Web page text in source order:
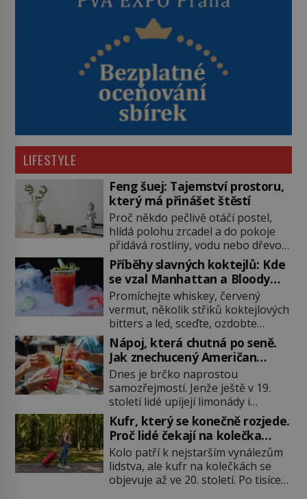
LIFESTYLE
Feng šuej: Tajemství prostoru,
který má přinášet štěstí
Proč někdo pečlivě otáčí postel,
hlídá polohu zrcadel a do pokoje
přidává rostliny, vodu nebo dřevo?
Feng šuej tvrdí, že domov není jen
soubor zdí a nábytku. Je to prostor,
kterým proudí energie čchi a jeho
uspořádání může ovlivňovat, jak se
v něm člověk cítí. Feng šuej má
kořeny ve staré Číně a jeho historie
[…]
Příběhy slavných koktejlů: Kde
se vzal Manhattan a Bloody
Mary?
Promíchejte whiskey, červený
vermut, několik střiků koktejlových
bitters a led, sceďte, ozdobte
koktejlovou třešinkou a tadá…
Manhattan je tu! A pokud to má být
skutečně on, dejte si pozor, ať
místo klasické americké rye
whiskey či klidně bourbonu
nepoužijete skotskou whisku. Co
se stane? Inu, koktejl bude stále
skvělý, ale už to nebude
Manhattan ale […]
Nápoj, která chutná po seně.
Jak znechucený Američan
vymyslel brčko
Dnes je brčko naprostou
samozřejmostí. Jenže ještě v 19.
století lidé upíjejí limonády i
koktejly dutými stébly žita nebo
žitné slámy. Fungují sice dobře,
mají ale jednu nepříjemnou
vlastnost po chvíli se rozmáčejí a
nápoji dodávají travnatou příchuť.
Právě tahle drobná nepříjemnost
Kufr, který se konečně rozjede.
Proč lidé čekají na kolečka
téměř pět tisíc let?
Kolo patří k nejstarším vynálezům
lidstva, ale kufr na kolečkách se
objevuje až ve 20. století. Po tisíce